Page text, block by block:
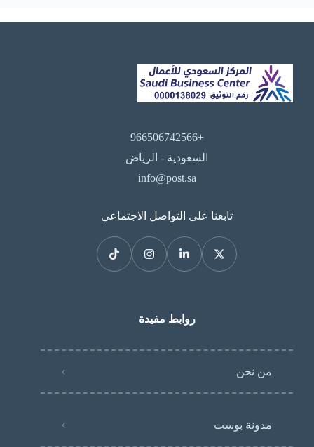
+966506742566
السعودية - الرياض
info@post.sa
تابعنا على التواصل الاجتماعي
روابط مفيدة
من نحن
مدونة بوست